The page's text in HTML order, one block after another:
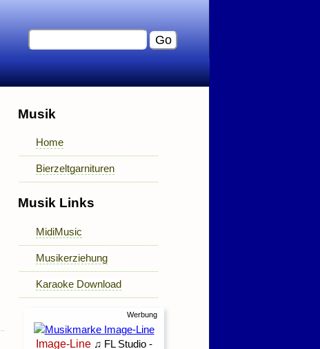
Musik
Home
Bierzeltgarnituren
Musik Links
MidiMusic
Musikerziehung
Karaoke Download